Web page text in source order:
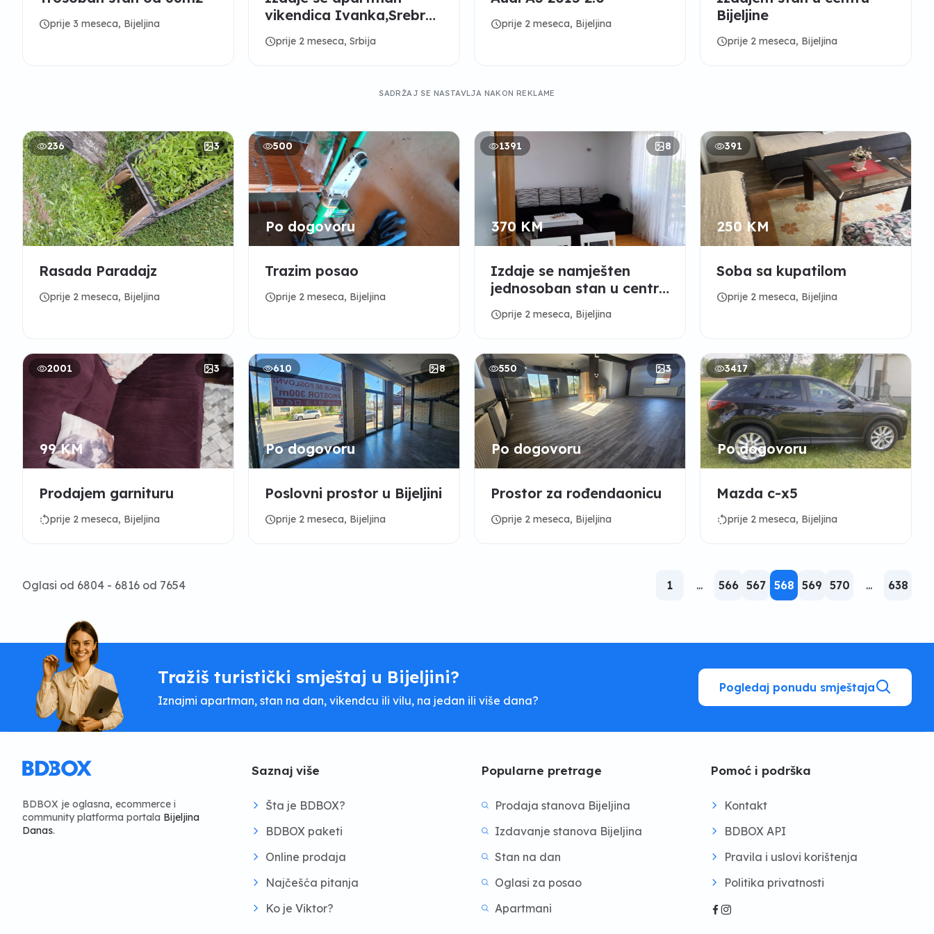
scheduleprije 3 meseca, Bijeljina
vikendica Ivanka,Srebrno
jezero
scheduleprije 2 meseca, Srbija
scheduleprije 2 meseca, Bijeljina
Bijeljine
scheduleprije 2 meseca, Bijeljina
SADRŽAJ SE NASTAVLJA NAKON REKLAME
236 3
Rasada Paradajz
scheduleprije 2 meseca, Bijeljina
500
Po dogovoru
Trazim posao
scheduleprije 2 meseca, Bijeljina
1391 8
370 KM
Izdaje se namješten
jednosoban stan u centru
Bijeljine!
scheduleprije 2 meseca, Bijeljina
391
250 KM
Soba sa kupatilom
scheduleprije 2 meseca, Bijeljina
2001 3
99 KM
Prodajem garnituru
rotate_leftprije 2 meseca, Bijeljina
610 8
Po dogovoru
Poslovni prostor u Bijeljini
scheduleprije 2 meseca, Bijeljina
550 3
Po dogovoru
Prostor za rođendaonicu
scheduleprije 2 meseca, Bijeljina
3417
Po dogovoru
Mazda c-x5
rotate_leftprije 2 meseca, Bijeljina
Oglasi od 6804 - 6816 od 7654 1 ... 566 567 568 569 570 ... 638
Tražiš turistički smještaj u Bijeljini?
Iznajmi apartman, stan na dan, vikendcu ili vilu, na jedan ili više dana?
Pogledaj ponudu smještaja
BDBOX je oglasna, ecommerce i
community platforma portala Bijeljina
Danas.
Saznaj više
Šta je BDBOX?
BDBOX paketi
Online prodaja
Najčešća pitanja
Ko je Viktor?
Popularne pretrage
Prodaja stanova Bijeljina
Izdavanje stanova Bijeljina
Stan na dan
Oglasi za posao
Apartmani
Pomoć i podrška
Kontakt
BDBOX API
Pravila i uslovi korištenja
Politika privatnosti